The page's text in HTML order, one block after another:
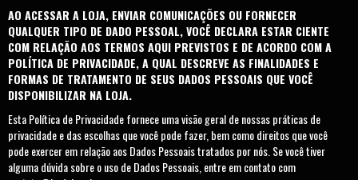
AO ACESSAR A LOJA, ENVIAR COMUNICAÇÕES OU FORNECER
QUALQUER TIPO DE DADO PESSOAL, VOCÊ DECLARA ESTAR CIENTE
COM RELAÇÃO AOS TERMOS AQUI PREVISTOS E DE ACORDO COM A
POLÍTICA DE PRIVACIDADE, A QUAL DESCREVE AS FINALIDADES E
FORMAS DE TRATAMENTO DE SEUS DADOS PESSOAIS QUE VOCÊ
DISPONIBILIZAR NA LOJA.
Esta Política de Privacidade fornece uma visão geral de nossas práticas de
privacidade e das escolhas que você pode fazer, bem como direitos que você
pode exercer em relação aos Dados Pessoais tratados por nós. Se você tiver
alguma dúvida sobre o uso de Dados Pessoais, entre em contato com